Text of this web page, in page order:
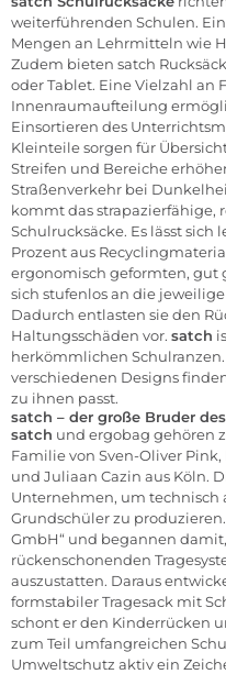
weiterführenden Schulen.
Mengen an Lehrmitteln wie
Zudem bieten satch
oder Tablet. Eine Vielzahl
Innenraumaufteilung
Einsortieren des
Kleinteile sorgen für
Streifen und Bereiche
Straßenverkehr bei
kommt das strapazierfähige,
Schulrucksäcke. Es lässt
Prozent aus
ergonomisch geformten, gut
sich stufenlos an die
Dadurch entlasten sie den
Haltungsschäden vor. satch
herkömmlichen
verschiedenen Designs
zu ihnen passt.
satch – der große Bruder
satch und ergobag gehören
Familie von Sven-Oliver
und Juliaan Cazin aus Köln.
Unternehmen, um technisch
Grundschüler zu
GmbH“ und begannen
rückenschonenden
auszustatten. Daraus
formstabiler Tragesack mit
schont er den Kinderrücken
zum Teil umfangreichen
Umweltschutz aktiv ein